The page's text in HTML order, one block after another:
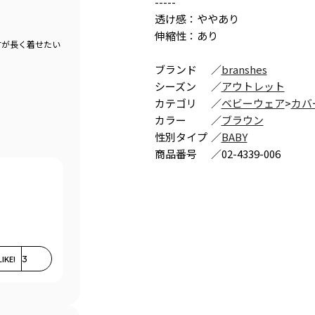
長く着せたい
3
透け感：ややあり
伸縮性：あり
ブランド ／branshes
シーズン
／アウトレット
カテゴリ
／ベビーウェア>カ
カラー
／ブラウン
性別タイプ ／BABY
商品番号
／02-4339-006